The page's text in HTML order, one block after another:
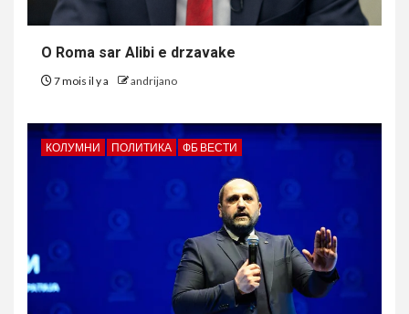
O Roma sar Alibi e drzavake
7 mois il y a andrijano
КОЛУМНИ ПОЛИТИКА ФБ ВЕСТИ